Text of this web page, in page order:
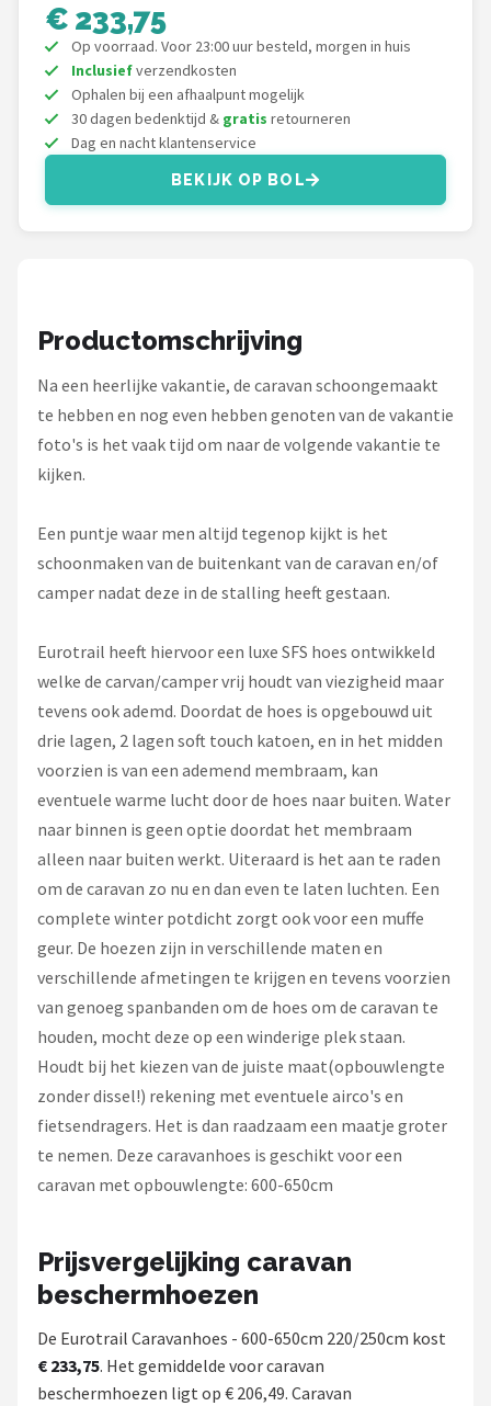
Eurotrail
Camp
LifeGoods
Campingaz
Alle merken →
€ 233,75
Op voorraad. Voor 23:00 uur besteld, morgen in huis
Inclusiefverzendkosten
Ophalen bij een afhaalpunt mogelijk
30 dagen bedenktijd & gratis retourneren
Dag en nacht klantenservice
BEKIJK OP BOL
Productomschrijving
Na een heerlijke vakantie, de caravan schoongemaakt
te hebben en nog even hebben genoten van de vakantie
foto's is het vaak tijd om naar de volgende vakantie te
kijken.
Een puntje waar men altijd tegenop kijkt is het
schoonmaken van de buitenkant van de caravan en/of
camper nadat deze in de stalling heeft gestaan.
Eurotrail heeft hiervoor een luxe SFS hoes ontwikkeld
welke de carvan/camper vrij houdt van viezigheid maar
tevens ook ademd. Doordat de hoes is opgebouwd uit
drie lagen, 2 lagen soft touch katoen, en in het midden
voorzien is van een ademend membraam, kan
eventuele warme lucht door de hoes naar buiten. Water
naar binnen is geen optie doordat het membraam
alleen naar buiten werkt. Uiteraard is het aan te raden
om de caravan zo nu en dan even te laten luchten. Een
complete winter potdicht zorgt ook voor een muffe
geur. De hoezen zijn in verschillende maten en
verschillende afmetingen te krijgen en tevens voorzien
van genoeg spanbanden om de hoes om de caravan te
houden, mocht deze op een winderige plek staan.
Houdt bij het kiezen van de juiste maat(opbouwlengte
zonder dissel!) rekening met eventuele airco's en
fietsendragers. Het is dan raadzaam een maatje groter
te nemen. Deze caravanhoes is geschikt voor een
caravan met opbouwlengte: 600-650cm
Prijsvergelijking caravan
beschermhoezen
De Eurotrail Caravanhoes - 600-650cm 220/250cm kost
€ 233,75. Het gemiddelde voor caravan
beschermhoezen ligt op € 206,49. Caravan